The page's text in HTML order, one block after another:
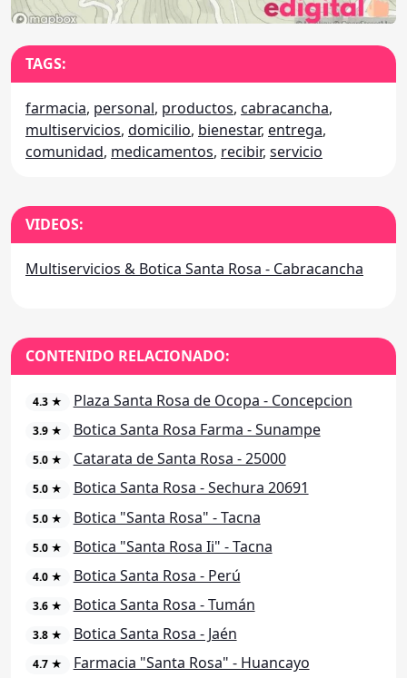
TAGS:
farmacia, personal, productos, cabracancha,
multiservicios, domicilio, bienestar, entrega,
comunidad, medicamentos, recibir, servicio
VIDEOS:
Multiservicios & Botica Santa Rosa - Cabracancha
CONTENIDO RELACIONADO:
4.3 ★ Plaza Santa Rosa de Ocopa - Concepcion
3.9 ★ Botica Santa Rosa Farma - Sunampe
5.0 ★ Catarata de Santa Rosa - 25000
5.0 ★ Botica Santa Rosa - Sechura 20691
5.0 ★ Botica "Santa Rosa" - Tacna
5.0 ★ Botica "Santa Rosa Ii" - Tacna
4.0 ★ Botica Santa Rosa - Perú
3.6 ★ Botica Santa Rosa - Tumán
3.8 ★ Botica Santa Rosa - Jaén
4.7 ★ Farmacia "Santa Rosa" - Huancayo